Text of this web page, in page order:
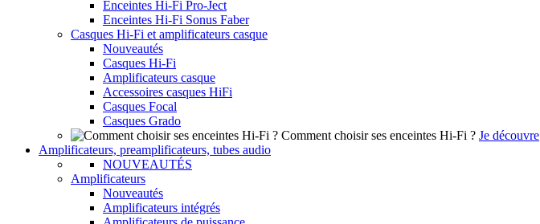
Enceintes Hi-Fi Pro-Ject
Enceintes Hi-Fi Sonus Faber
Casques Hi-Fi et amplificateurs casque
Nouveautés
Casques Hi-Fi
Amplificateurs casque
Accessoires casques HiFi
Casques Focal
Casques Grado
Comment choisir ses enceintes Hi-Fi ? Je découvre
Amplificateurs, preamplificateurs, tubes audio
NOUVEAUTÉS
Amplificateurs
Nouveautés
Amplificateurs intégrés